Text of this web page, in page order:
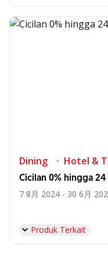
Dining Hotel &
Cicilan 0% hingga
7 8月 2024 - 30 6月
Produk Terkait